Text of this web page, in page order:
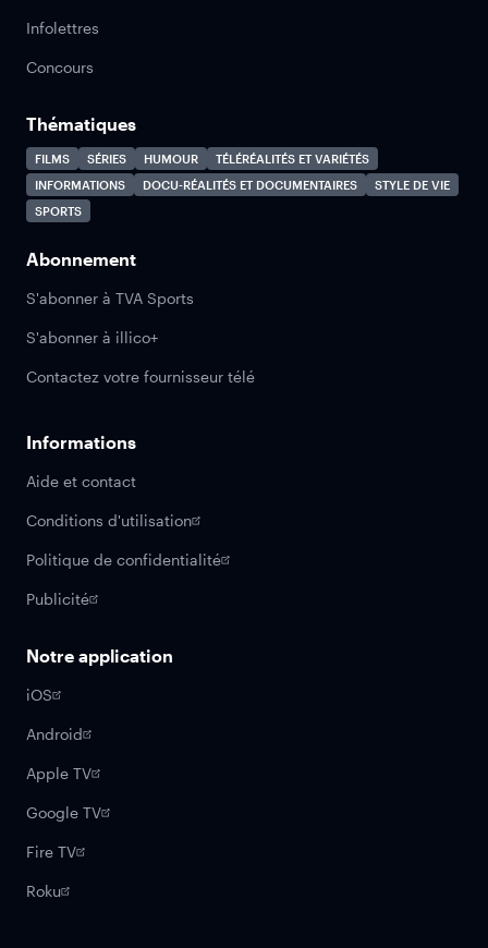
Infolettres
Concours
Thématiques
FILMS SÉRIES HUMOUR
TÉLÉRÉALITÉS ET VARIÉTÉS
INFORMATIONS
DOCU-RÉALITÉS ET DOCUMENTAIRES
STYLE DE VIE
SPORTS
Abonnement
S'abonner à TVA Sports
S'abonner à illico+
Contactez votre fournisseur télé
Informations
Aide et contact
Conditions d'utilisation
Politique de confidentialité
Publicité
Notre application
iOS
Android
Apple TV
Google TV
Fire TV
Roku